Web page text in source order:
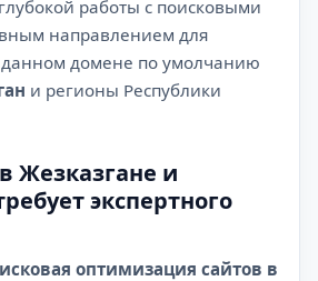
работы с поисковыми
направлением для
домене по умолчанию
и регионы Республики
Жезказгане и
экспертного
оптимизация сайтов в